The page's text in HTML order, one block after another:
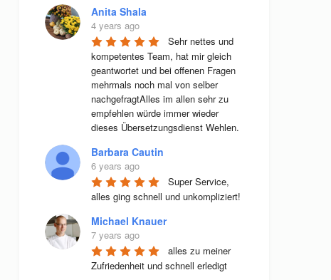
Anita Shala
4 years ago
Sehr nettes und
kompetentes Team, hat mir gleich
geantwortet und bei offenen Fragen
mehrmals noch mal von selber
nachgefragtAlles im allen sehr zu
empfehlen würde immer wieder
dieses Übersetzungsdienst Wehlen.
Barbara Cautin
6 years ago
Super Service,
alles ging schnell und unkompliziert!
Michael Knauer
7 years ago
alles zu meiner
Zufriedenheit und schnell erledigt